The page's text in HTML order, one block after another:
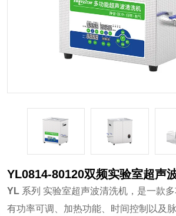
YL0814-80120双频实验室超声
YL 系列 实验室超声波清洗机，是一款
有功率可调、加热功能、时间控制以及